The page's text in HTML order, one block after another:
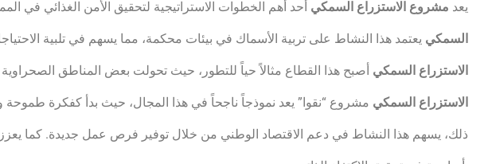
يعد مشروع الاستزراع السمكي أحد أهم الخطوات الاستراتيجية لتحقيق الأمن الغذائي في
السمكي يعتمد هذا النشاط على تربية الأسماك في بيئات محكمة، مما يسهم في تلبية
الاستزراع السمكي أصبح هذا القطاع مثالاً حياً للتطور، حيث تحولت بعض المناطق الصحراوية
الاستزراع السمكي مشروع “نقوا” يعد نموذجاً ناجحاً في هذا المجال، حيث بدأ كفكرة طموحة
ذلك، يسهم هذا النشاط في دعم الاقتصاد الوطني من خلال توفير فرص عمل جديدة. كما يعزز